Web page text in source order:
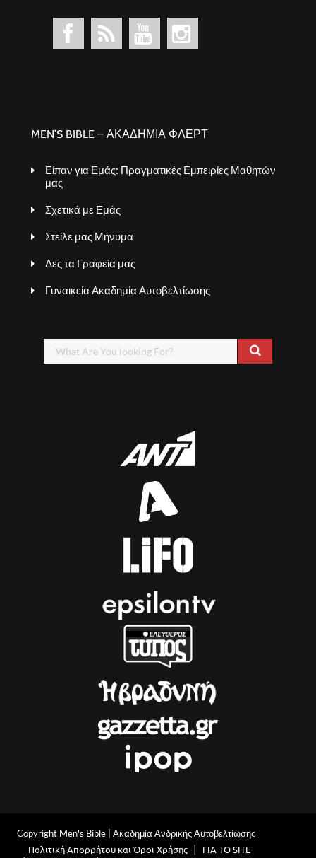
MEN’S BIBLE – ΑΚΑΔΗΜΙΑ ΦΛΕΡΤ
Είπαν για Εμάς: Πραγματικές Εμπειρίες Μαθητών
μας
Σχετικά με Εμάς
Στείλε μας Μήνυμα
Δες τα Γραφεία μας
Γυναικεία Ακαδημία Αυτοβελτίωσης
Copyright Men's Bible | Ακαδημία Ανδρικής Αυτοβελτίωσης
Πολιτική Απορρήτου και Όροι Χρήσης
ΓΙΑ ΤΟ SITE